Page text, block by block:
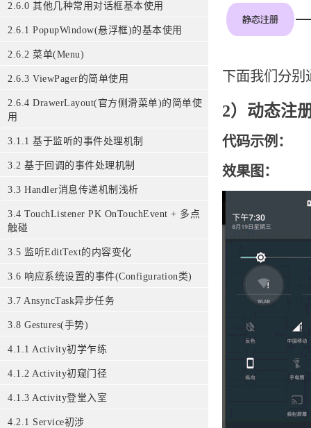
2.6.0 其他几种常用对话框基本使用
2.6.1 PopupWindow(悬浮框)的基本使用
2.6.2 菜单(Menu)
2.6.3 ViewPager的简单使用
2.6.4 DrawerLayout(官方侧滑菜单)的简单使
用
3.1.1 基于监听的事件处理机制
3.2 基于回调的事件处理机制
3.3 Handler消息传递机制浅析
3.4 TouchListener PK OnTouchEvent + 多点
触碰
3.5 监听EditText的内容变化
3.6 响应系统设置的事件(Configuration类)
3.7 AnsyncTask异步任务
3.8 Gestures(手势)
4.1.1 Activity初学乍练
4.1.2 Activity初窥门径
4.1.3 Activity登堂入室
4.2.1 Service初涉
下面我们分别
2）动态注
代码示例：
效果图：